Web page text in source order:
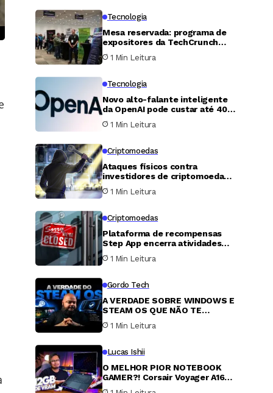
Tecnologia
Mesa reservada: programa de
expositores da TechCrunch
Disrupt 2026 abre espaço para
startups serem vistas por
1 Min Leitura
Tecnologia
Novo alto-falante inteligente
da OpenAI pode custar até 400
dólares
1 Min Leitura
Criptomoedas
Ataques físicos contra
investidores de criptomoedas
já somam mais de 30 milhões
de dólares em 2026, aponta
1 Min Leitura
Criptomoedas
Plataforma de recompensas
Step App encerra atividades
após quatro anos, e token
FITFI despenca 99,9%
1 Min Leitura
Gordo Tech
A VERDADE SOBRE WINDOWS E
STEAM OS QUE NÃO TE
CONTAM
1 Min Leitura
Lucas Ishii
O MELHOR PIOR NOTEBOOK
GAMER?! Corsair Voyager A1600
com uma Radeon 6800M